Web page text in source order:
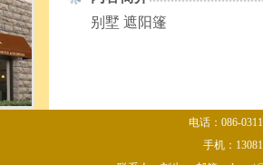
别墅 遮阳篷
电话：086-
手机：